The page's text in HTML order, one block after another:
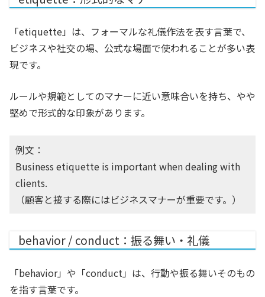
「etiquette」は、フォーマルな礼儀作法を表す言葉で、
ビジネスや社交の場、公式な場面で使われることが多い表
現です。
ルールや規範としてのマナーに近い意味合いを持ち、やや
堅めで形式的な印象があります。
例文：
Business etiquette is important when dealing with
clients.
（顧客と接する際にはビジネスマナーが重要です。）
behavior / conduct：振る舞い・礼儀
「behavior」や「conduct」は、行動や振る舞いそのもの
を指す言葉です。